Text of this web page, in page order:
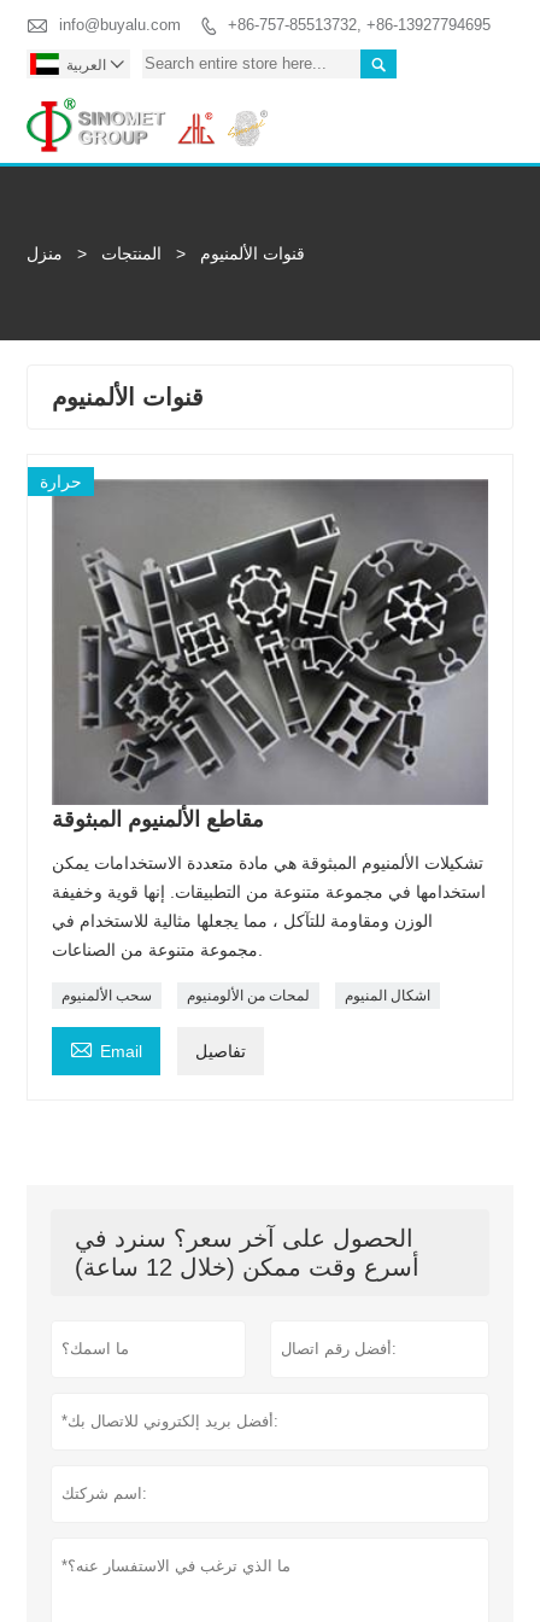
 info@buyalu.com  +86-757-85513732, +86-13927794695
 العربية 
منزل > المنتجات > قنوات الألمنيوم
قنوات الألمنيوم
حرارة
مقاطع الألمنيوم المبثوقة
تشكيلات الألمنيوم المبثوقة هي مادة متعددة الاستخدامات يمكن
استخدامها في مجموعة متنوعة من التطبيقات. إنها قوية وخفيفة
الوزن ومقاومة للتآكل ، مما يجعلها مثالية للاستخدام في
مجموعة متنوعة من الصناعات.
سحب الألمنيوم لمحات من الألومنيوم اشكال المنيوم
 Email تفاصيل
الحصول على آخر سعر؟ سنرد في
أسرع وقت ممكن (خلال 12 ساعة)